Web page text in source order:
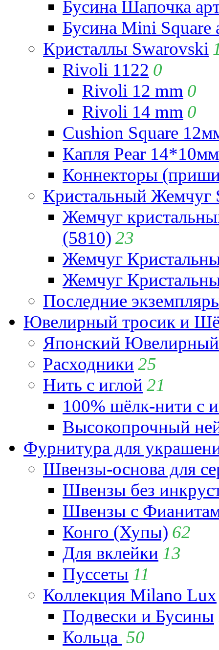
Бусина Шапочка
Бусина Mini Square
Кристаллы Swarovski
Rivoli 1122 0
Rivoli 12 mm 0
Rivoli 14 mm 0
Cushion Square
Капля Pear
Коннекторы
Кристальный Жемчуг
Жемчуг
(5810) 23
Жемчуг
Жемчуг
Последние
Ювелирный тросик и
Японский
Расходники 25
Нить с иглой 21
100% шёлк-нити с
Высокопрочный
Фурнитура для
Швензы-основа для
Швензы без
Швензы с
Конго (Хупы) 62
Для вклейки 13
Пуссеты 11
Коллекция Milano Lux
Подвески и Бусины
Кольца 50